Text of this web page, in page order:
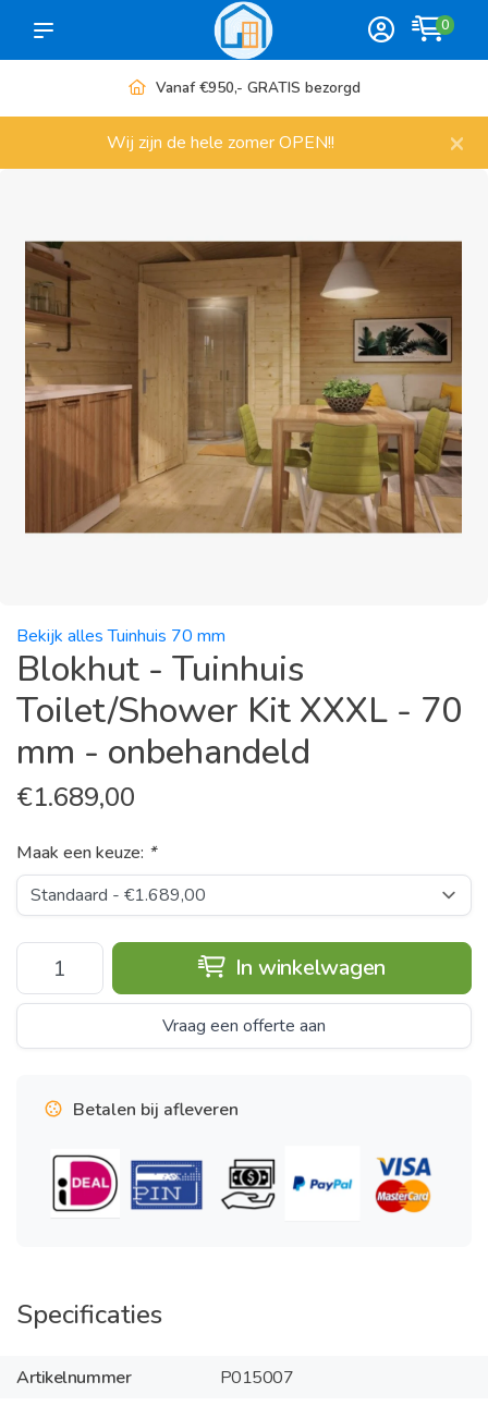
0
Vanaf €950,- GRATIS bezorgd
Wij zijn de hele zomer OPEN!! ×
Bekijk alles Tuinhuis 70 mm
Blokhut - Tuinhuis
Toilet/Shower Kit XXXL - 70
mm - onbehandeld
€1.689,00
Maak een keuze: *
In winkelwagen
Vraag een offerte aan
Betalen bij afleveren
Specificaties
Artikelnummer
P015007